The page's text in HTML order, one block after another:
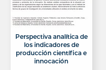
Perspectiva analítica de
los indicadores de
producción científica e
innocación